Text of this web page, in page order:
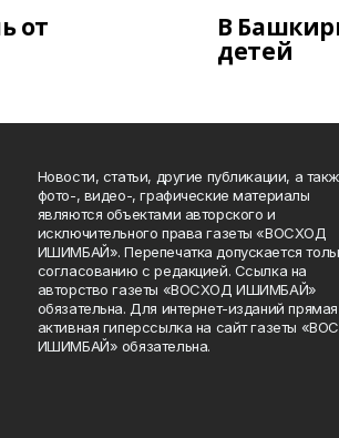
от В
детей
Новости, статьи, другие публикации, а
фото-, видео-, графические материалы
являются объектами авторского и
исключительного права газеты «ВОСХОД
ИШИМБАЙ». Перепечатка допускается
согласованию с редакцией. Ссылка на
авторство газеты «ВОСХОД ИШИМБАЙ»
обязательна. Для интернет-изданий прямая
активная гиперссылка на сайт газеты
ИШИМБАЙ» обязательна.